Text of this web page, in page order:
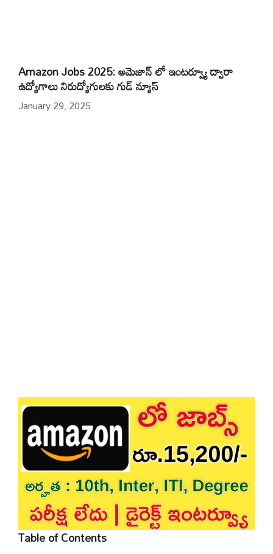
Amazon Jobs 2025: అమెజాన్ లో ఇంటర్వ్యూ ద్వారా
ఉద్యోగాలు నిరుద్యోగులకు గుడ్ న్యూస్
January 29, 2025
Table of Contents